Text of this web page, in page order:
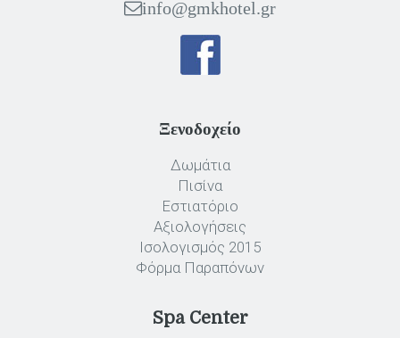
info@gmkhotel.gr
Ξενοδοχείο
Δωμάτια
Πισίνα
Εστιατόριο
Αξιολογήσεις
Ισολογισμός 2015
Φόρμα Παραπόνων
Spa Center